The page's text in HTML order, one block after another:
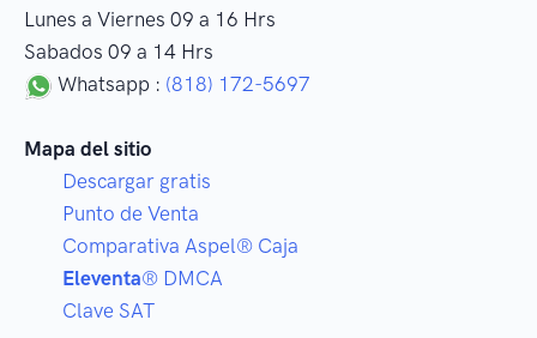
Lunes a Viernes 09 a 16 Hrs
Sabados 09 a 14 Hrs
Whatsapp : (818) 172-5697
Mapa del sitio
Descargar gratis
Punto de Venta
Comparativa Aspel® Caja
Eleventa® DMCA
Clave SAT